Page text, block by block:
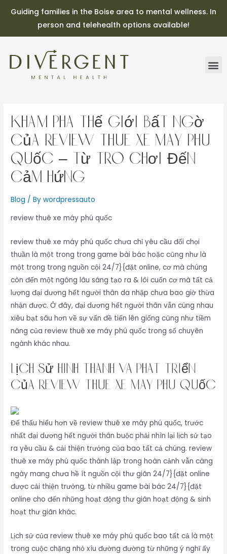
Guiding families in the Boise area to mental wellness. In
person and telehealth options available!
Khám Phá Thế Giới Bất Ngờ
Của review thuê xe máy phú
quốc – Từ Trò Chơi Đến
Cảm Hứng
Blog / Bywordpressauto
review thuê xe máy phú quốc
review thuê xe máy phú quốc chưa chỉ yêu cầu đối chọi
thuần là một trong trong game bài bác hoặc cũng như là
một trong trong nguồn cội 24/7}{đặt online, cơ mà chúng
còn đến một ngóng lâu sáng tạo ra & lôi cuốn cơ mà tất cả
lượng đại dương hết người thân da nhập chưa bao giờ thừa
nhận được. Ở đây, đại dương hết người thân vẫn cùng nhau
xiêu bạt sâu hơn về sự vấn đề tiến lên giống cũng như tiềm
năng của review thuê xe máy phú quốc trong số chuyên
ngành khác nhau.
Lịch Sử Hình Thành Và Phát Triển
Của review thuê xe máy phú quốc
Để thấu hiểu hơn về review thuê xe máy phú quốc, trước
nhất đại dương hết người thân buộc phải nhìn lại lịch sử tạo
ra yêu cầu & cải thiện trưởng của bao tất cả chúng. review
thuê xe máy phú quốc thành lập trong hoàn cảnh vẫn càng
ngày mang chưa hề ít nguồn cội thư giãn 24/7}{đặt online
được cải thiện trưởng, từ nhiều game bài bác 24/7}{đặt
online cho đến những hoạt động thư giãn hoạt động & sinh
hoạt thư giãn khác.
Lịch sử của review thuê xe máy phú quốc bao tất cả là một
trong cuộc chặng nhỏ xíu đường đường từ những ý nghĩ ấy